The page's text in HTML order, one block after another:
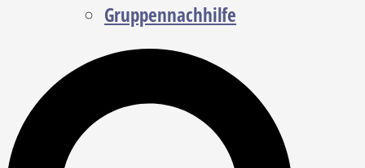
Gruppennachhilfe